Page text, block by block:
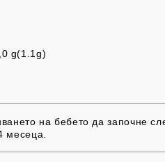
g(1.1g)
на бебето да започне
месеца.